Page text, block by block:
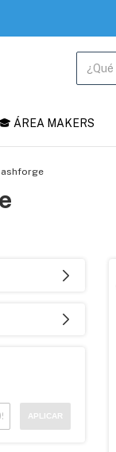
ÁREA MAKERS
APLICAR